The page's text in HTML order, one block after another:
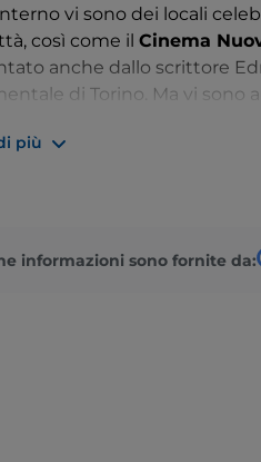
vi sono dei locali
così come il Cinema
anche dallo scrittore
di Torino. Ma vi sono
, una
più
informazioni sono fornite da: